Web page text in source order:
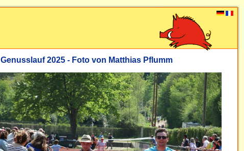
Genusslauf 2025 - Foto von Matthias Pflumm